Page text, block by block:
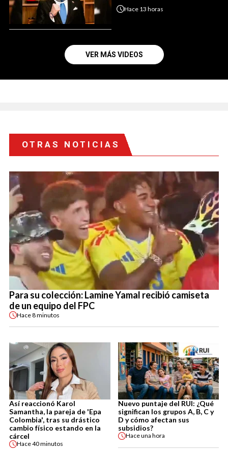
Hace 13 horas
VER MÁS VIDEOS
OTRAS NOTICIAS
Para su colección: Lamine Yamal recibió camiseta
de un equipo del FPC
Hace8 minutos
Así reaccionó Karol
Samantha, la pareja de 'Epa
Colombia', tras su drástico
cambio físico estando en la
cárcel
Hace40 minutos
Nuevo puntaje del RUI: ¿Qué
significan los grupos A, B, C y
D y cómo afectan sus
subsidios?
Haceuna hora